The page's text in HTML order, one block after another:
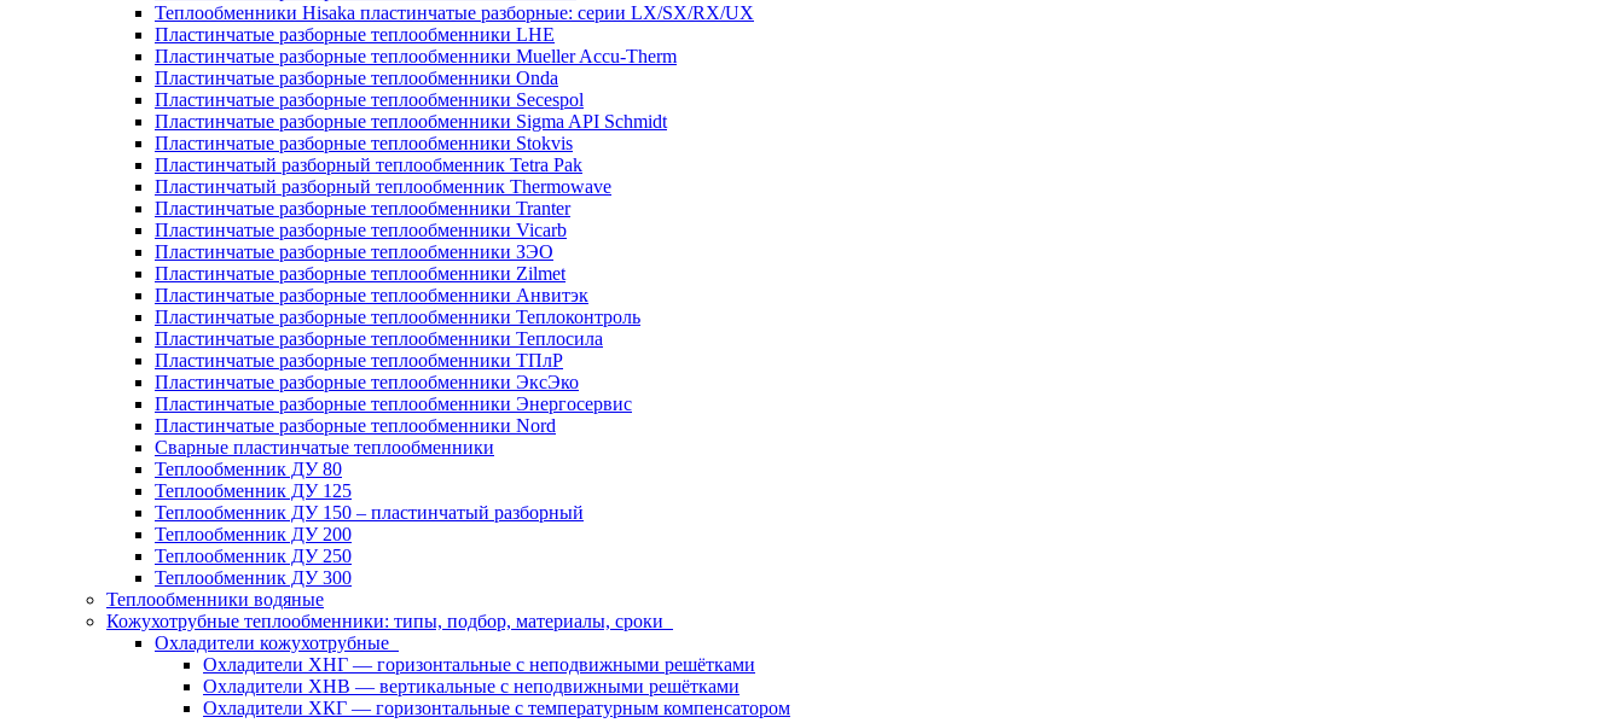
Теплообменники Hisaka пластинчатые разборные: серии LX/SX/RX/UX
Пластинчатые разборные теплообменники LHE
Пластинчатые разборные теплообменники Mueller Accu-Therm
Пластинчатые разборные теплообменники Onda
Пластинчатые разборные теплообменники Secespol
Пластинчатые разборные теплообменники Sigma API Schmidt
Пластинчатые разборные теплообменники Stokvis
Пластинчатый разборный теплообменник Tetra Pak
Пластинчатый разборный теплообменник Thermowave
Пластинчатые разборные теплообменники Tranter
Пластинчатые разборные теплообменники Vicarb
Пластинчатые разборные теплообменники ЗЭО
Пластинчатые разборные теплообменники Zilmet
Пластинчатые разборные теплообменники Анвитэк
Пластинчатые разборные теплообменники Теплоконтроль
Пластинчатые разборные теплообменники Теплосила
Пластинчатые разборные теплообменники ТПлР
Пластинчатые разборные теплообменники ЭксЭко
Пластинчатые разборные теплообменники Энергосервис
Пластинчатые разборные теплообменники Nord
Сварные пластинчатые теплообменники
Теплообменник ДУ 80
Теплообменник ДУ 125
Теплообменник ДУ 150 – пластинчатый разборный
Теплообменник ДУ 200
Теплообменник ДУ 250
Теплообменник ДУ 300
Теплообменники водяные
Кожухотрубные теплообменники: типы, подбор, материалы, сроки
Охладители кожухотрубные
Охладители ХНГ — горизонтальные с неподвижными решётками
Охладители ХНВ — вертикальные с неподвижными решётками
Охладители ХКГ — горизонтальные с температурным компенсатором